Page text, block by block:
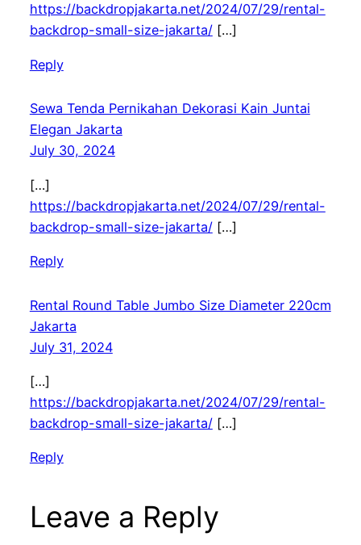
https://backdropjakarta.net/2024/07/29/rental-
backdrop-small-size-jakarta/[…]
Reply
Sewa Tenda Pernikahan Dekorasi Kain Juntai
Elegan Jakarta
July 30, 2024
[…]
https://backdropjakarta.net/2024/07/29/rental-
backdrop-small-size-jakarta/[…]
Reply
Rental Round Table Jumbo Size Diameter 220cm
Jakarta
July 31, 2024
[…]
https://backdropjakarta.net/2024/07/29/rental-
backdrop-small-size-jakarta/[…]
Reply
Leave a Reply